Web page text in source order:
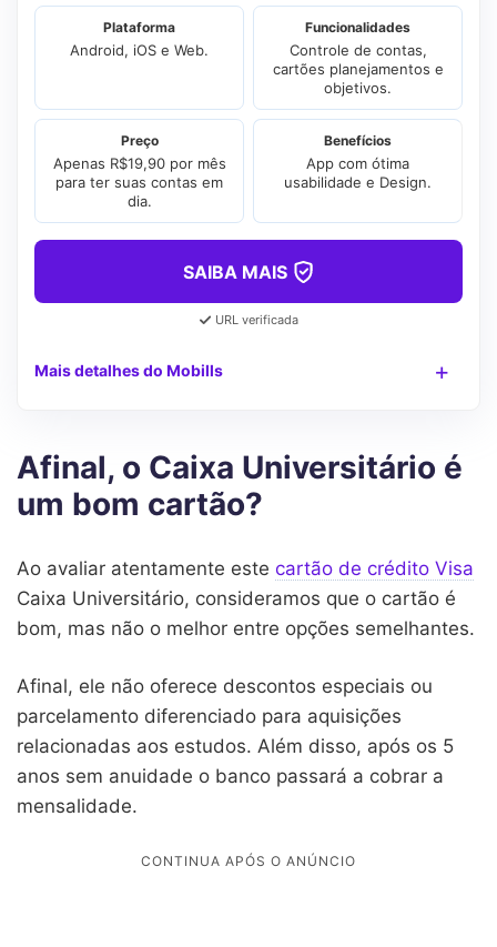
Plataforma
Android, iOS e Web.
Funcionalidades
Controle de contas,
cartões planejamentos e
objetivos.
Preço
Apenas R$19,90 por mês
para ter suas contas em
dia.
Benefícios
App com ótima
usabilidade e Design.
SAIBA MAIS
URL verificada
Mais detalhes do Mobills
Afinal, o Caixa Universitário é
um bom cartão?
Ao avaliar atentamente este cartão de crédito Visa
Caixa Universitário, consideramos que o cartão é
bom, mas não o melhor entre opções semelhantes.
Afinal, ele não oferece descontos especiais ou
parcelamento diferenciado para aquisições
relacionadas aos estudos. Além disso, após os 5
anos sem anuidade o banco passará a cobrar a
mensalidade.